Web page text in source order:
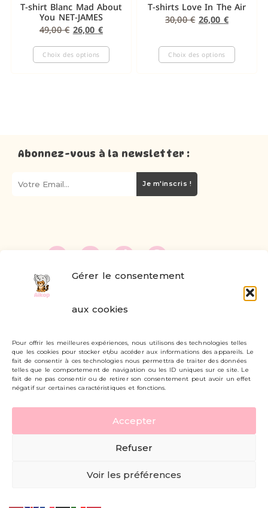
Gérer le consentement
aux cookies
Pour offrir les meilleures expériences, nous utilisons des technologies telles
que les cookies pour stocker et/ou accéder aux informations des appareils. Le
fait de consentir à ces technologies nous permettra de traiter des données
telles que le comportement de navigation ou les ID uniques sur ce site. Le
fait de ne pas consentir ou de retirer son consentement peut avoir un effet
négatif sur certaines caractéristiques et fonctions.
Accepter
Refuser
Voir les préférences
T-shirt Blanc Mad About
You NET-JAMES
49,00€ 26,00 €
Choix des options
T-shirts Love In The Air
30,00€ 26,00 €
Choix des options
Abonnez-vous à la newsletter :
Je m'inscris !
Livraisons et retours
Mon compte
Carte cadeau
Politique de confidentialité
Mentions légales - CGV